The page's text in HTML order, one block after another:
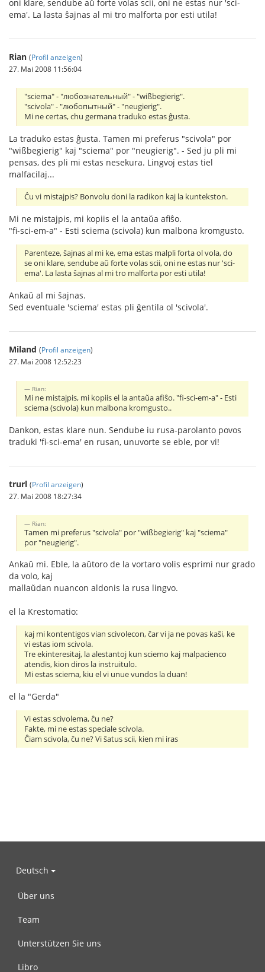
oni klare, sendube aŭ forte volas scii, oni ne estas nur 'sci-
ema'. La lasta ŝajnas al mi tro malforta por esti utila!
Rian (Profil anzeigen)
27. Mai 2008 11:56:04
"sciema" - "любознательный" - "wißbegierig".
"scivola" - "любопытный" - "neugierig".
Mi ne certas, chu germana traduko estas ĝusta.
La traduko estas ĝusta. Tamen mi preferus "scivola" por
"wißbegierig" kaj "sciema" por "neugierig". - Sed ju pli mi
pensas, des pli mi estas nesekura. Lingvoj estas tiel
malfacilaj...
Ĉu vi mistajpis? Bonvolu doni la radikon kaj la kuntekston.
Mi ne mistajpis, mi kopiis el la antaŭa afiŝo.
"fi-sci-em-a" - Esti sciema (scivola) kun malbona kromgusto.
Parenteze, ŝajnas al mi ke, ema estas malpli forta ol vola, do
se oni klare, sendube aŭ forte volas scii, oni ne estas nur 'sci-
ema'. La lasta ŝajnas al mi tro malforta por esti utila!
Ankaŭ al mi ŝajnas.
Sed eventuale 'sciema' estas pli ĝentila ol 'scivola'.
Miland (Profil anzeigen)
27. Mai 2008 12:52:23
Rian:
Mi ne mistajpis, mi kopiis el la antaŭa afiŝo. "fi-sci-em-a" - Esti
sciema (scivola) kun malbona kromgusto..
Dankon, estas klare nun. Sendube iu rusa-parolanto povos
traduki 'fi-sci-ema' en rusan, unuvorte se eble, por vi!
trurl (Profil anzeigen)
27. Mai 2008 18:27:34
Rian:
Tamen mi preferus "scivola" por "wißbegierig" kaj "sciema"
por "neugierig".
Ankaŭ mi. Eble, la aŭtoro de la vortaro volis esprimi nur grado
da volo, kaj
mallaŭdan nuancon aldonis la rusa lingvo.
el la Krestomatio:
kaj mi kontentigos vian scivolecon, ĉar vi ja ne povas kaŝi, ke
vi estas iom scivola.
Tre ekinteresitaj, la alestantoj kun sciemo kaj malpacienco
atendis, kion diros la instruitulo.
Mi estas sciema, kiu el vi unue vundos la duan!
el la "Gerda"
Vi estas scivolema, ĉu ne?
Fakte, mi ne estas speciale scivola.
Ĉiam scivola, ĉu ne? Vi ŝatus scii, kien mi iras
Deutsch
Über uns
Team
Unterstützen Sie uns
Libro